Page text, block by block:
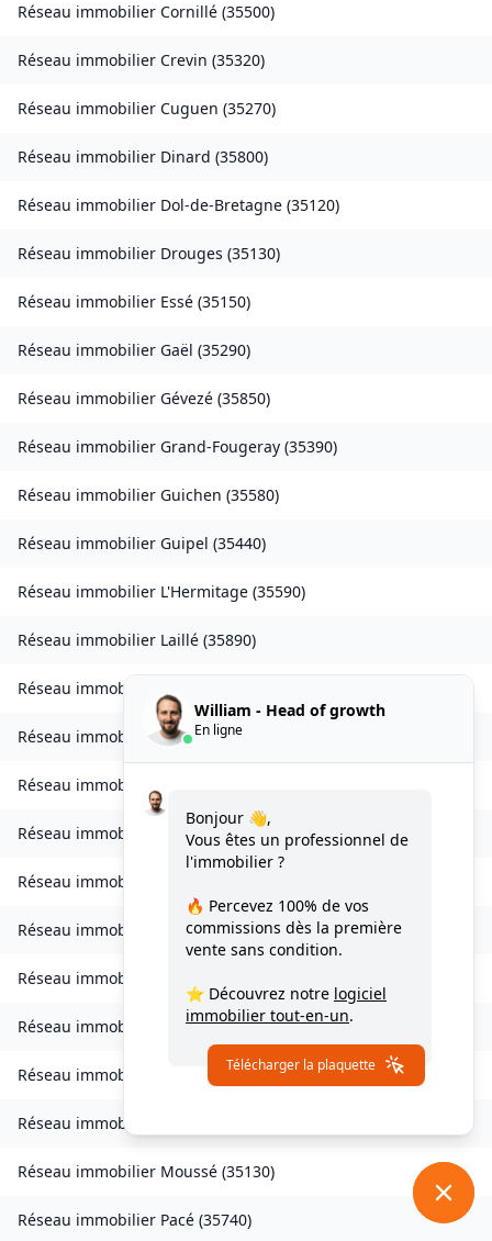
Réseau immobilier Cornillé (35500)
Réseau immobilier Crevin (35320)
Réseau immobilier Cuguen (35270)
Réseau immobilier Dinard (35800)
Réseau immobilier Dol-de-Bretagne (35120)
Réseau immobilier Drouges (35130)
Réseau immobilier Essé (35150)
Réseau immobilier Gaël (35290)
Réseau immobilier Gévezé (35850)
Réseau immobilier Grand-Fougeray (35390)
Réseau immobilier Guichen (35580)
Réseau immobilier Guipel (35440)
Réseau immobilier L'Hermitage (35590)
Réseau immobilier Laillé (35890)
Réseau immobilier
Réseau immobilierLivré-sur-Changeon
Réseau immobilier
Réseau immobilier Longaulnay(35190)
Réseau immobilier
Réseau immobilier Louvigné-du-Désert( 35420)
Réseau immobilier
Réseau immobilier Maxent(35380)
Réseau immobilier Meillac 35270)
Réseau immobilier
Réseau immobilier Moussé (35130)
Réseau immobilier Pacé (35740)
William - Head of growth
En ligne
Bonjour 👋,
Vous êtes un professionnel de
l'immobilier ?
🔥 Percevez 100% de vos
commissions dès la première
vente sans condition.
⭐ Découvrez notre logiciel
immobilier tout-en-un.
Télécharger la plaquette